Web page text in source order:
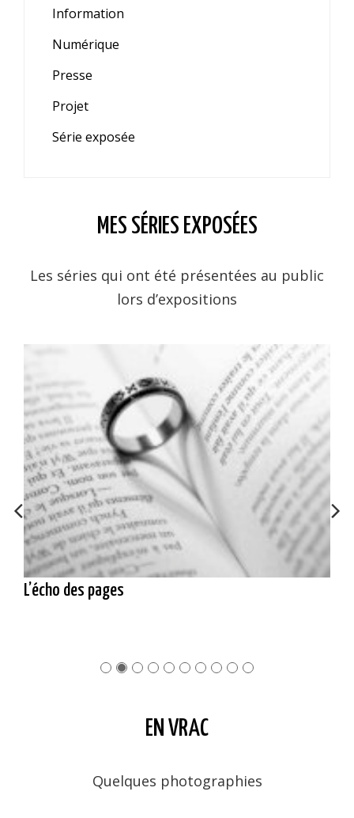
Information
Numérique
Presse
Projet
Série exposée
MES SÉRIES EXPOSÉES
Les séries qui ont été présentées au public
lors d’expositions
L’écho des pages
EN VRAC
Quelques photographies